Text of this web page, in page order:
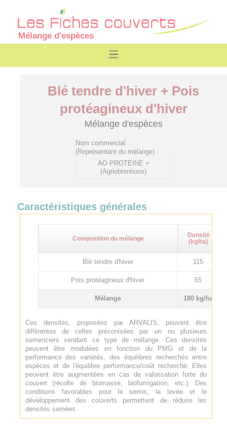
Mélange d'espèces
Blé tendre d'hiver + Pois
protéagineux d'hiver
Mélange d'espèces
Nom commercial
(Représentant du mélange) :
AO PROTEINE +
(Agriobtentions)
Caractéristiques générales
Composition du mélange
Densité
(kg/ha)
Blé tendre d'hiver 115
Pois protéagineux d'hiver 65
Mélange 180 kg/ha
Ces densités, proposées par ARVALIS, peuvent être
différentes de celles préconisées par un ou plusieurs
semenciers vendant ce type de mélange. Ces densités
peuvent être modulées en fonction du PMG et de la
performance des variétés, des équilibres recherchés entre
espèces et de l'équilibre performance/coût recherché. Elles
peuvent être augmentées en cas de valorisation forte du
couvert (récolte de biomasse, biofumigation, etc.). Des
conditions favorables pour le semis, la levée et le
développement des couverts permettent de réduire les
densités semées.